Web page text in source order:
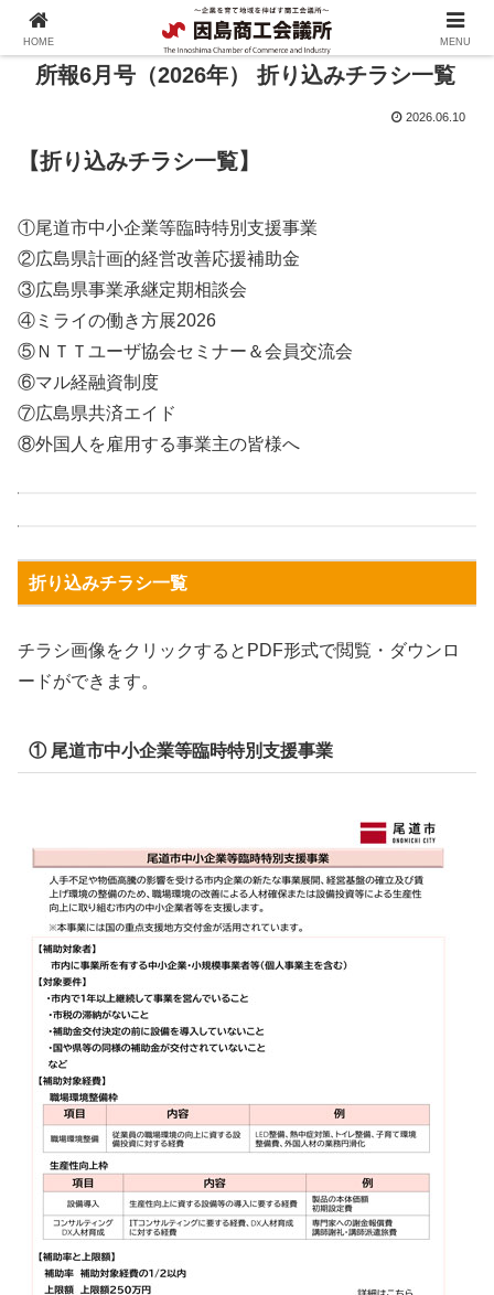
所報6月号（2026年） 折り込みチラシ一覧
2026.06.10
【折り込みチラシ一覧】
①尾道市中小企業等臨時特別支援事業
②広島県計画的経営改善応援補助金
③広島県事業承継定期相談会
④ミライの働き方展2026
⑤ＮＴＴユーザ協会セミナー＆会員交流会
⑥マル経融資制度
⑦広島県共済エイド
⑧外国人を雇用する事業主の皆様へ
折り込みチラシ一覧
チラシ画像をクリックするとPDF形式で閲覧・ダウンロ
ードができます。
① 尾道市中小企業等臨時特別支援事業
HOME MENU